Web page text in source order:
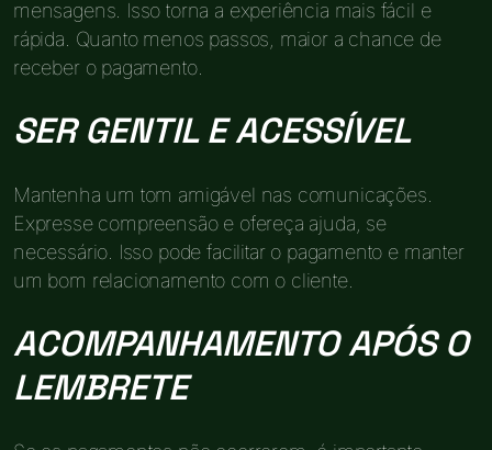
mensagens. Isso torna a experiência mais fácil e
rápida. Quanto menos passos, maior a chance de
receber o pagamento.
SER GENTIL E ACESSÍVEL
Mantenha um tom amigável nas comunicações.
Expresse compreensão e ofereça ajuda, se
necessário. Isso pode facilitar o pagamento e manter
um bom relacionamento com o cliente.
ACOMPANHAMENTO APÓS O
LEMBRETE